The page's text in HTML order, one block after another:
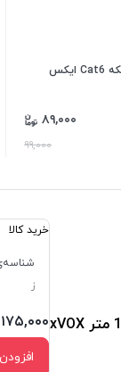
کابل شبکه Cat6 ایکس
۸۹,۰۰۰
۹۹,۰۰۰
خرید کالا
ز
۱۷۵,۰۰۰